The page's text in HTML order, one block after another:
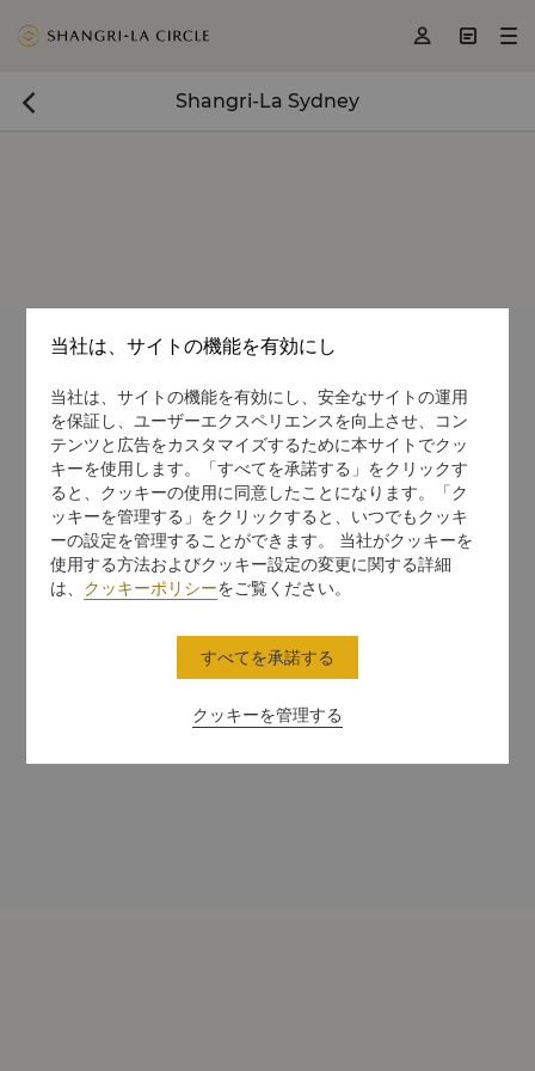
  
 Shangri-La Sydney
当社は、サイトの機能を有効にし
当社は、サイトの機能を有効にし、安全なサイトの運用
を保証し、ユーザーエクスペリエンスを向上させ、コン
テンツと広告をカスタマイズするために本サイトでクッ
キーを使用します。「すべてを承諾する」をクリックす
ると、クッキーの使用に同意したことになります。「ク
ッキーを管理する」をクリックすると、いつでもクッキ
ーの設定を管理することができます。 当社がクッキーを
使用する方法およびクッキー設定の変更に関する詳細
は、 クッキーポリシーをご覧ください。
クッキーを管理する
すべてを承諾する